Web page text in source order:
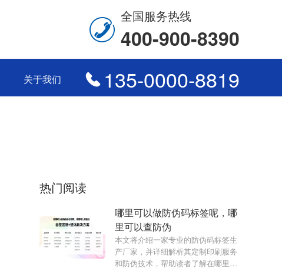
全国服务热线
400-900-8390
关于我们 135-0000-8819
热门阅读
哪里可以做防伪码标签呢，哪
里可以查防伪
本文将介绍一家专业的防伪码标签生
产厂家，并详细解析其定制印刷服务
和防伪技术，帮助读者了解在哪里可